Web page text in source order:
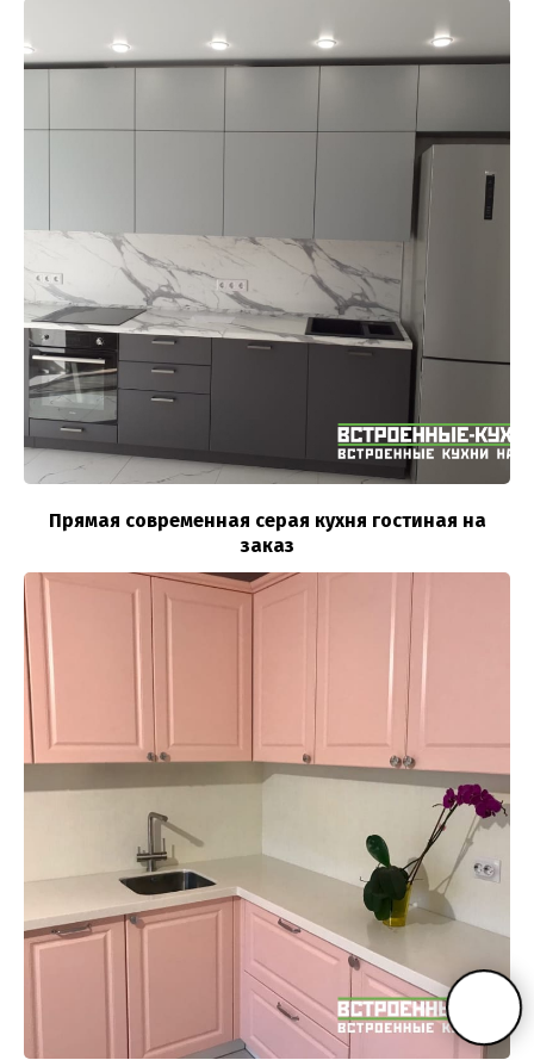
Прямая современная серая кухня гостиная на
заказ